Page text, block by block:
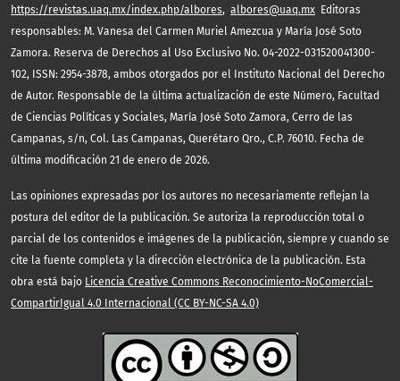
https://revistas.uaq.mx/index.php/albores, albores@uaq.mx Editoras
responsables: M. Vanesa del Carmen Muriel Amezcua y María José Soto
Zamora. Reserva de Derechos al Uso Exclusivo No. 04-2022-031520041300-
102, ISSN: 2954-3878, ambos otorgados por el Instituto Nacional del Derecho
de Autor. Responsable de la última actualización de este Número, Facultad
de Ciencias Políticas y Sociales, María José Soto Zamora, Cerro de las
Campanas, s/n, Col. Las Campanas, Querétaro Qro., C.P. 76010. Fecha de
última modificación 21 de enero de 2026.
Las opiniones expresadas por los autores no necesariamente reflejan la
postura del editor de la publicación. Se autoriza la reproducción total o
parcial de los contenidos e imágenes de la publicación, siempre y cuando se
cite la fuente completa y la dirección electrónica de la publicación. Esta
obra está bajo Licencia Creative Commons Reconocimiento-NoComercial-
CompartirIgual 4.0 Internacional (CC BY-NC-SA 4.0)